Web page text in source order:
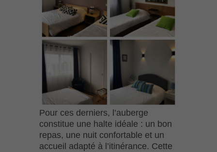
Pour ces derniers, l’auberge
constitue une halte idéale : un bon
repas, une nuit confortable et un
accueil adapté à l’itinérance. Cette